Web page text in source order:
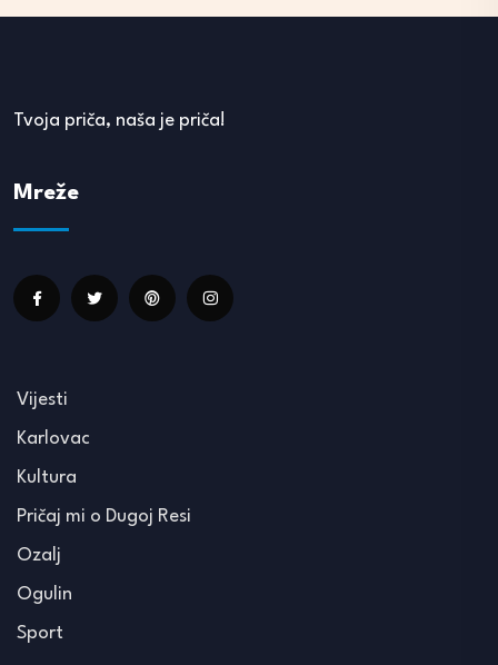
Tvoja priča, naša je priča!
Mreže
Vijesti
Karlovac
Kultura
Pričaj mi o Dugoj Resi
Ozalj
Ogulin
Sport